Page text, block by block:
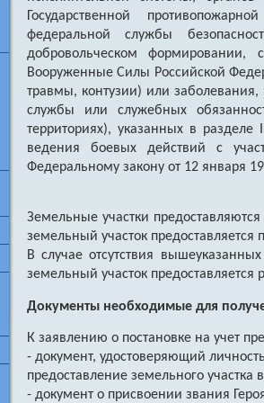
Государственной
федеральной службы
добровольческом
Вооруженные Силы Российской
травмы, контузии) или
службы или служебных
территориях), указанных в разделе
ведения боевых действий с
Федеральному закону от 12 января
Земельные участки
земельный участок предоставляется
В случае отсутствия
земельный участок
Документы необходимые для
К заявлению о постановке на учет
- документ, удостоверяющий
предоставление земельного участка
- документ о присвоении звания